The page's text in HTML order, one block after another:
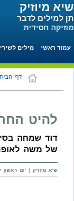
שיא מיוזיק
תן למילים לדבר
מוזיקה חסידית
עמוד ראשי מילים
דף הבית
להיט
דוד שמחה
של משה
שיא מיוזיק | יום ראשון ל' אדר